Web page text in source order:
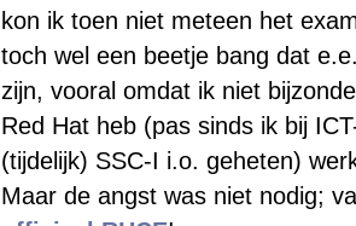
kon ik toen niet meteen het
toch wel een beetje bang dat
zijn, vooral omdat ik niet
Red Hat heb (pas sinds ik bij
(tijdelijk) SSC-I i.o. geheten)
Maar de angst was niet nodig;